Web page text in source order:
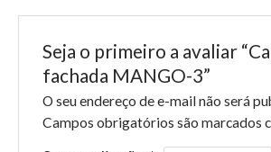
Seja o primeiro a avaliar
fachada MANGO-3”
O seu endereço de e-mail não será
Campos obrigatórios são marcados